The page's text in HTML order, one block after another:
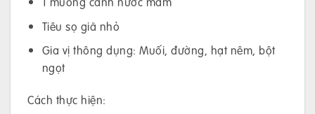
Tiêu sọ giã nhỏ
Gia vị thông dụng: Muối, đường, hạt nêm, bột
ngọt
Cách thực hiện: